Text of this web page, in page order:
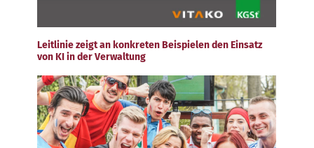
Leitlinie zeigt an konkreten Beispielen den Einsatz
von KI in der Verwaltung